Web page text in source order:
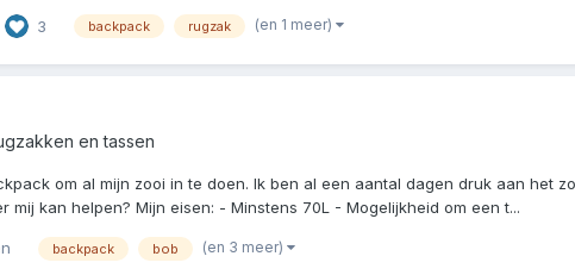
3 backpack rugzak (en 1 meer)
en tassen
om al mijn zooi in te doen. Ik ben al een aantal dagen druk aan het
mij kan helpen? Mijn eisen: - Minstens 70L - Mogelijkheid om een t...
backpack bob (en 3 meer)